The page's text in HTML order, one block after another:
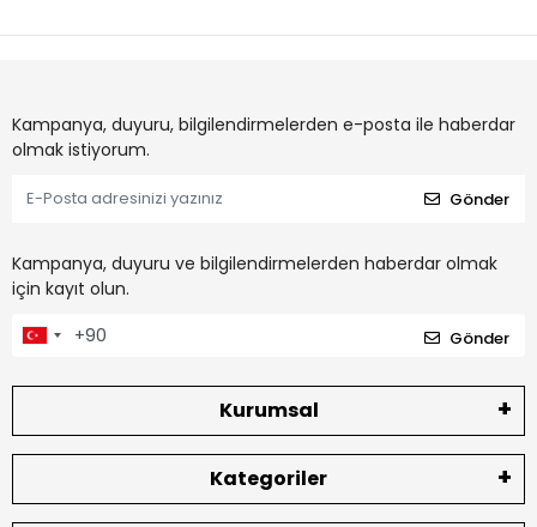
Kampanya, duyuru, bilgilendirmelerden e-posta ile haberdar
olmak istiyorum.
Gönder
Kampanya, duyuru ve bilgilendirmelerden haberdar olmak
için kayıt olun.
Gönder
Kurumsal
Kategoriler